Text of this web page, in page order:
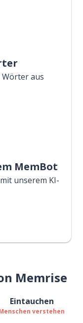
aus
MemBot
unserem KI-
Memrise
Eintauchen
verstehen